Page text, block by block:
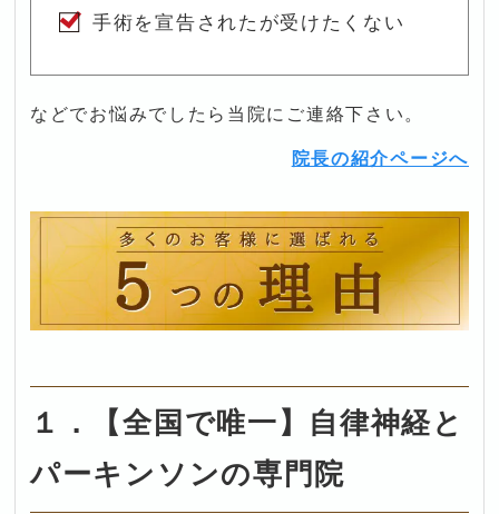
手術を宣告されたが受けたくない
などでお悩みでしたら当院にご連絡下さい。
院長の紹介ページへ
１．【全国で唯一】自律神経と
パーキンソンの専門院